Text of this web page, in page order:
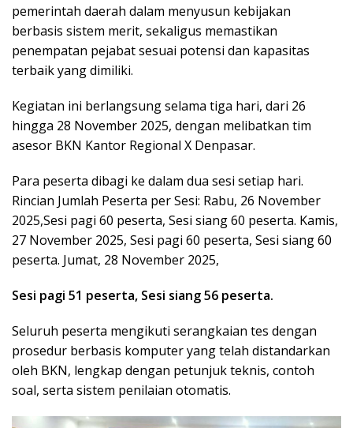
pemerintah daerah dalam menyusun kebijakan
berbasis sistem merit, sekaligus memastikan
penempatan pejabat sesuai potensi dan kapasitas
terbaik yang dimiliki.
Kegiatan ini berlangsung selama tiga hari, dari 26
hingga 28 November 2025, dengan melibatkan tim
asesor BKN Kantor Regional X Denpasar.
Para peserta dibagi ke dalam dua sesi setiap hari.
Rincian Jumlah Peserta per Sesi: Rabu, 26 November
2025,Sesi pagi 60 peserta, Sesi siang 60 peserta. Kamis,
27 November 2025, Sesi pagi 60 peserta, Sesi siang 60
peserta. Jumat, 28 November 2025,
Sesi pagi 51 peserta, Sesi siang 56 peserta.
Seluruh peserta mengikuti serangkaian tes dengan
prosedur berbasis komputer yang telah distandarkan
oleh BKN, lengkap dengan petunjuk teknis, contoh
soal, serta sistem penilaian otomatis.